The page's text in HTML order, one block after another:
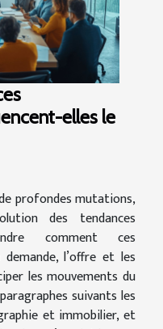
elles le
profondes mutations,
des tendances
comment ces
l’offre et les
les mouvements du
suivants les
et immobilier, et